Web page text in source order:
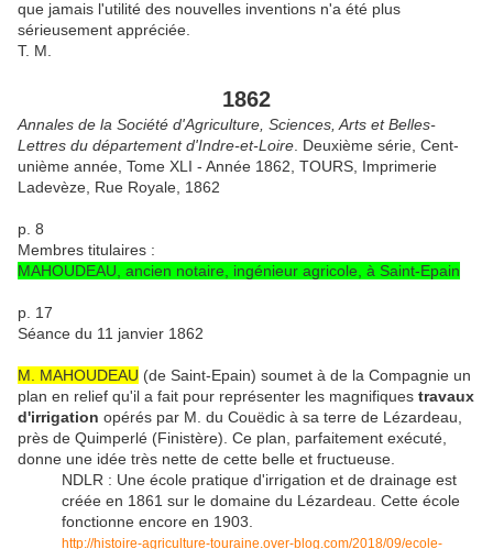
que jamais l'utilité des nouvelles inventions n'a été plus
sérieusement appréciée.
T. M.
1862
Annales de la Société d'Agriculture, Sciences, Arts et Belles-
Lettres du département d'Indre-et-Loire . Deuxième série, Cent-
unième année, Tome XLI - Année 1862, TOURS, Imprimerie
Ladevèze, Rue Royale, 1862
p. 8
Membres titulaires :
MAHOUDEAU, ancien notaire, ingénieur agricole, à Saint-Epain
p. 17
Séance du 11 janvier 1862
M. MAHOUDEAU (de Saint-Epain) soumet à de la Compagnie un
plan en relief qu'il a fait pour représenter les magnifiques travaux
d'irrigation opérés par M. du Couëdic à sa terre de Lézardeau,
près de Quimperlé (Finistère). Ce plan, parfaitement exécuté,
donne une idée très nette de cette belle et fructueuse.
NDLR : Une école pratique d'irrigation et de drainage est
créée en 1861 sur le domaine du Lézardeau. Cette école
fonctionne encore en 1903.
http://histoire-agriculture-touraine.over-blog.com/2018/09/ecole-